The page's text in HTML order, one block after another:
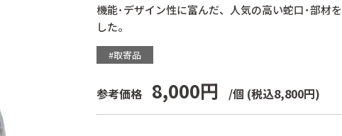
機能･デザイン性に富んだ、人気の高い蛇口･部材
した。
#取寄品
参考価格 8,000円 /個 (税込8,800円)